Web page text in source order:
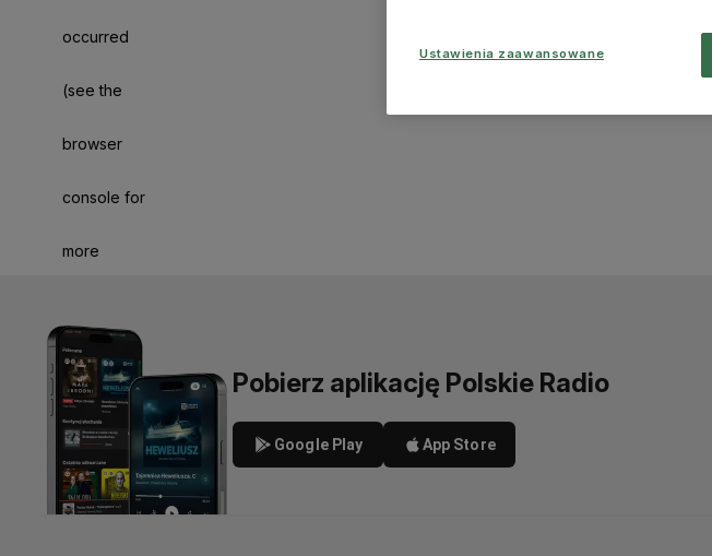
occurred
(see the
browser
console for
more
Pobierz aplikację Polskie Radio
Google Play App Store
Ustawienia zaawansowane